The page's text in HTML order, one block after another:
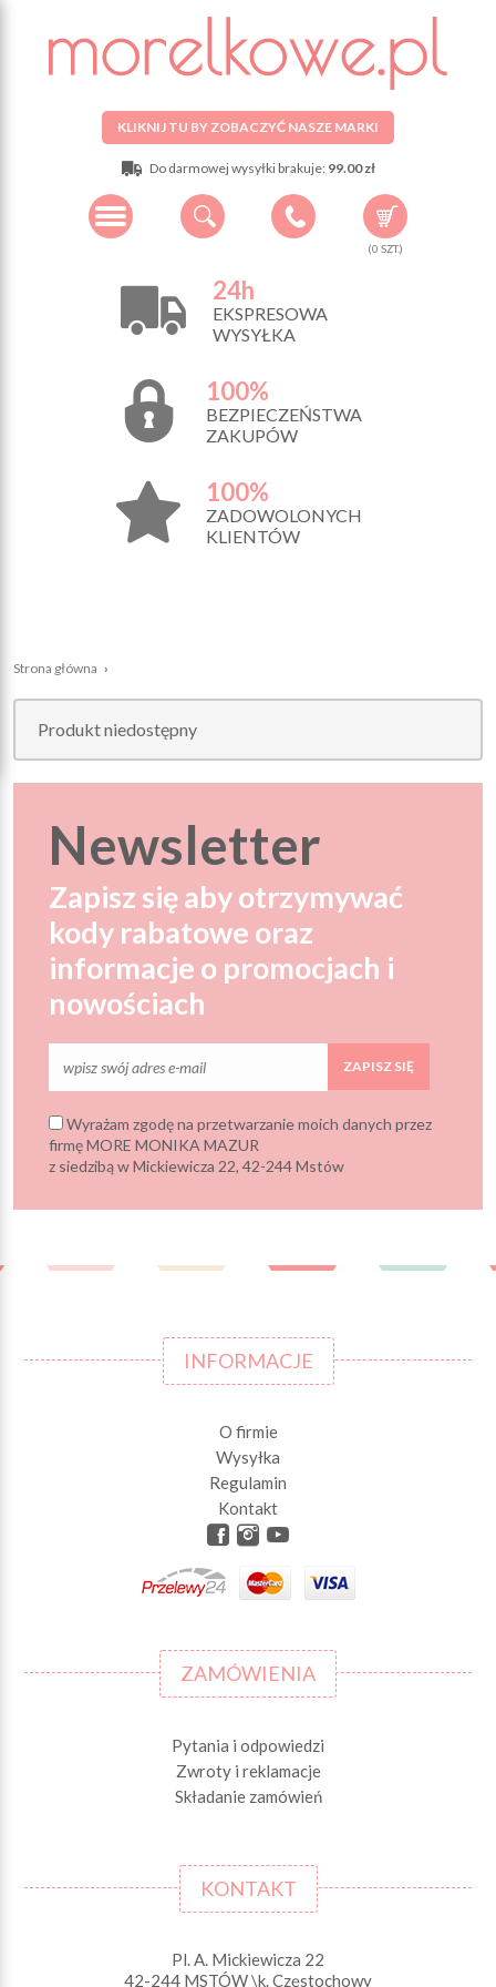
KLIKNIJ TU BY ZOBACZYĆ NASZE MARKI
Do darmowej wysyłki brakuje: 99.00 zł
(0 SZT.)
24h
EKSPRESOWA
WYSYŁKA
100%
BEZPIECZEŃSTWA
ZAKUPÓW
100%
ZADOWOLONYCH
KLIENTÓW
Strona główna ›
Produkt niedostępny
Newsletter
Zapisz się aby otrzymywać
kody rabatowe oraz
informacje o promocjach i
nowościach
ZAPISZ SIĘ
Wyrażam zgodę na przetwarzanie moich danych przez
firmę MORE MONIKA MAZUR
z siedzibą w Mickiewicza 22, 42-244 Mstów
INFORMACJE
O firmie
Wysyłka
Regulamin
Kontakt
ZAMÓWIENIA
Pytania i odpowiedzi
Zwroty i reklamacje
Składanie zamówień
KONTAKT
Pl. A. Mickiewicza 22
42-244 MSTÓW \k. Częstochowy